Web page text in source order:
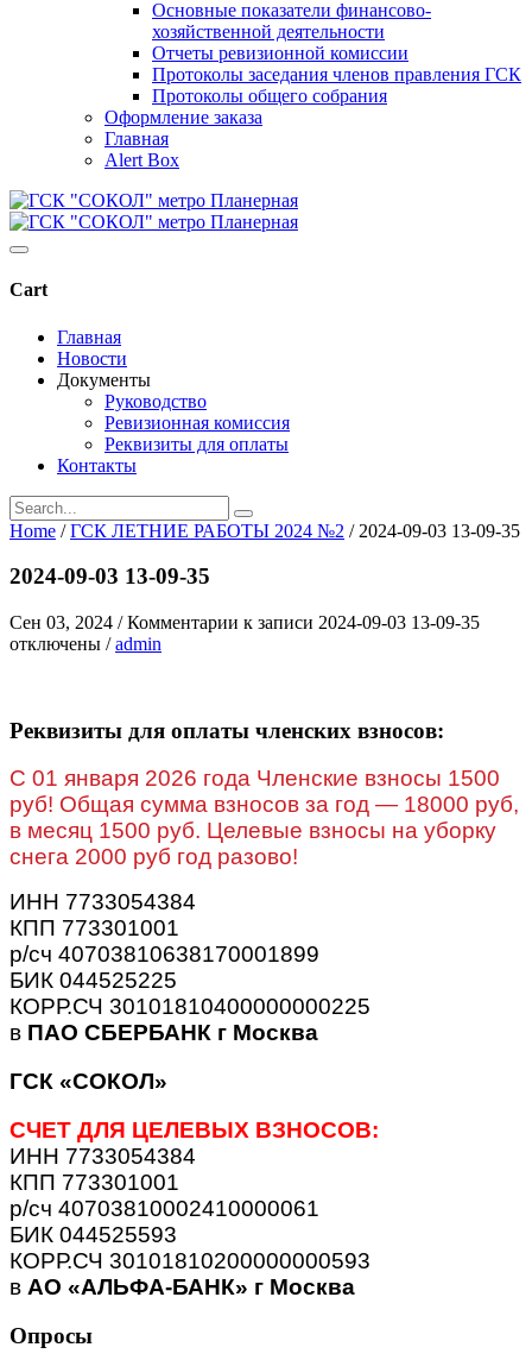
Основные показатели финансово-
хозяйственной деятельности
Отчеты ревизионной комиссии
Протоколы заседания членов правления ГСК
Протоколы общего собрания
Оформление заказа
Главная
Alert Box
Cart
Главная
Новости
Документы
Руководство
Ревизионная комиссия
Реквизиты для оплаты
Контакты
Home / ГСК ЛЕТНИЕ РАБОТЫ 2024 №2 / 2024-09-03 13-09-35
2024-09-03 13-09-35
Сен 03, 2024 /Комментарии к записи 2024-09-03 13-09-35
отключены /admin
Реквизиты для оплаты членских взносов:
C 01 января 2026 года Членские взносы 1500
руб! Общая сумма взносов за год — 18000 руб,
в месяц 1500 руб. Целевые взносы на уборку
снега 2000 руб год разово!
ИНН 7733054384
КПП 773301001
р/сч 40703810638170001899
БИК 044525225
КОРР.СЧ 30101810400000000225
в ПАО СБЕРБАНК г Москва
ГСК «СОКОЛ»
СЧЕТ ДЛЯ ЦЕЛЕВЫХ ВЗНОСОВ:
ИНН 7733054384
КПП 773301001
р/сч 40703810002410000061
БИК 044525593
КОРР.СЧ 30101810200000000593
в АО «АЛЬФА-БАНК» г Москва
Опросы